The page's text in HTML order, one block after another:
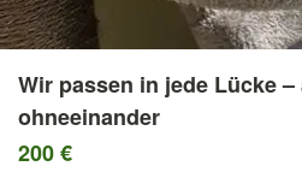
Wir passen in jede Lücke
ohneeinander
200 €